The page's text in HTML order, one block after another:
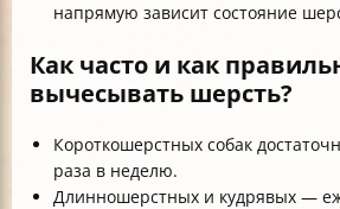
напрямую зависит состояние
Как часто и как
вычесывать шерсть?
Короткошерстных собак
раза в неделю.
Длинношерстных и кудрявых —